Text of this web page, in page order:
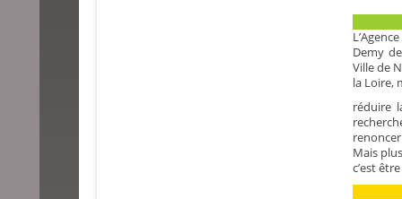
Demy
Ville de
la Loire,
réduire
Mais
c’est